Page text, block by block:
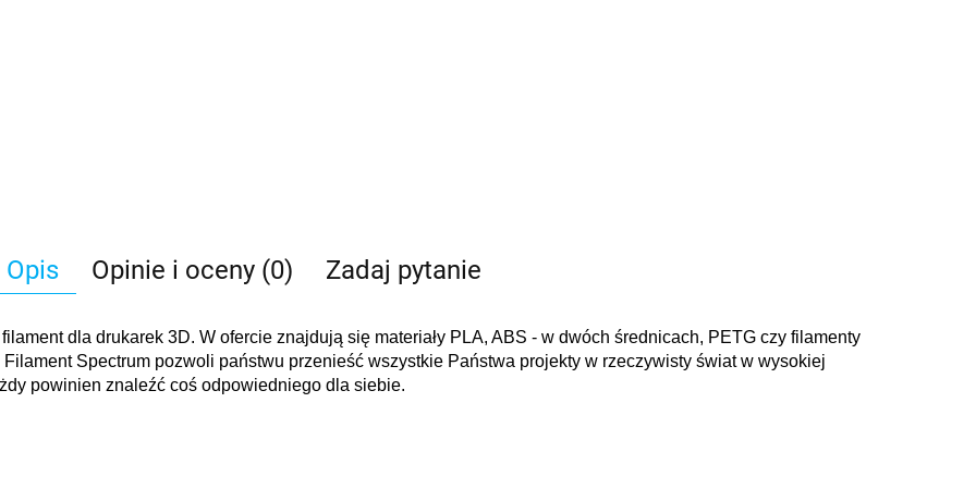
Opis Opinie i oceny (0) Zadaj pytanie
dla drukarek 3D. W ofercie znajdują się materiały PLA, ABS - w dwóch średnicach, PETG czy filamenty
Spectrum pozwoli państwu przenieść wszystkie Państwa projekty w rzeczywisty świat w wysokiej
powinien znaleźć coś odpowiedniego dla siebie.